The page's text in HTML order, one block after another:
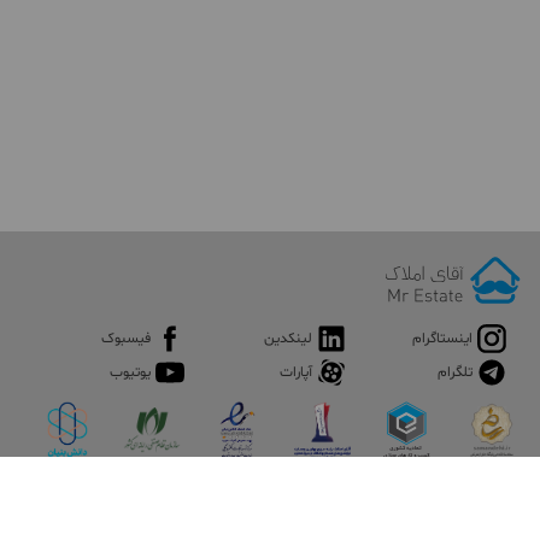
اینستاگرام لینکدین
فیسبوک
تلگرام
آپارات یوتیوب